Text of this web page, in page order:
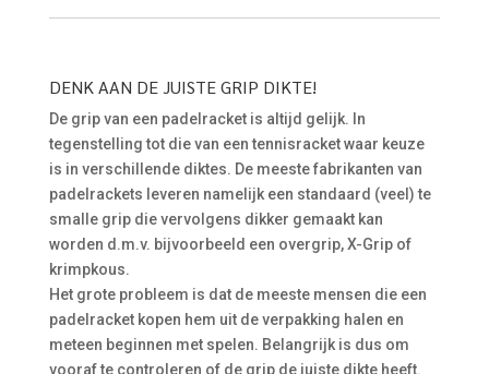
DENK AAN DE JUISTE GRIP DIKTE!
De grip van een padelracket is altijd gelijk. In
tegenstelling tot die van een tennisracket waar keuze
is in verschillende diktes. De meeste fabrikanten van
padelrackets leveren namelijk een standaard (veel) te
smalle grip die vervolgens dikker gemaakt kan
worden d.m.v. bijvoorbeeld een overgrip, X-Grip of
krimpkous.
Het grote probleem is dat de meeste mensen die een
padelracket kopen hem uit de verpakking halen en
meteen beginnen met spelen. Belangrijk is dus om
vooraf te controleren of de grip de juiste dikte heeft.